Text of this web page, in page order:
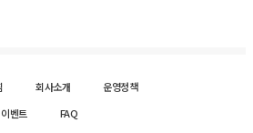
회사소개
운영정책
이벤트 FAQ